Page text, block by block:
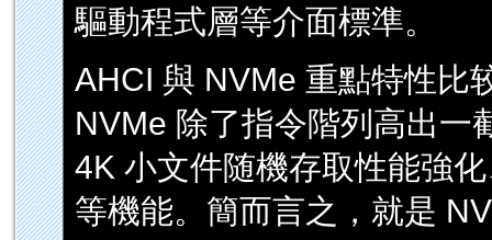
驅動程式層等介面標準。
AHCI 與 NVMe 重點特性比
NVMe 除了指令階列高出一
4K 小文件随機存取性能強
等機能。簡而言之，就是